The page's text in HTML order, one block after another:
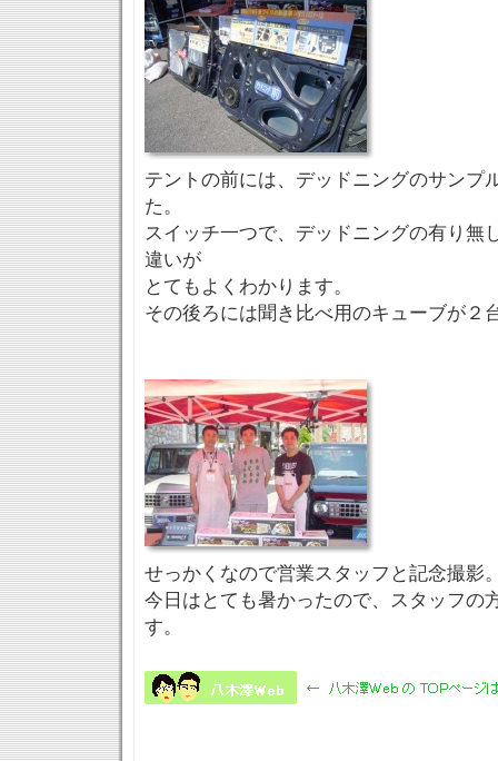
テントの前には、デッドニングのサンプ
た。
スイッチ一つで、デッドニングの有り無
違いが
とてもよくわかります。
その後ろには聞き比べ用のキューブが２
せっかくなので営業スタッフと記念撮影
今日はとても暑かったので、スタッフの
す。